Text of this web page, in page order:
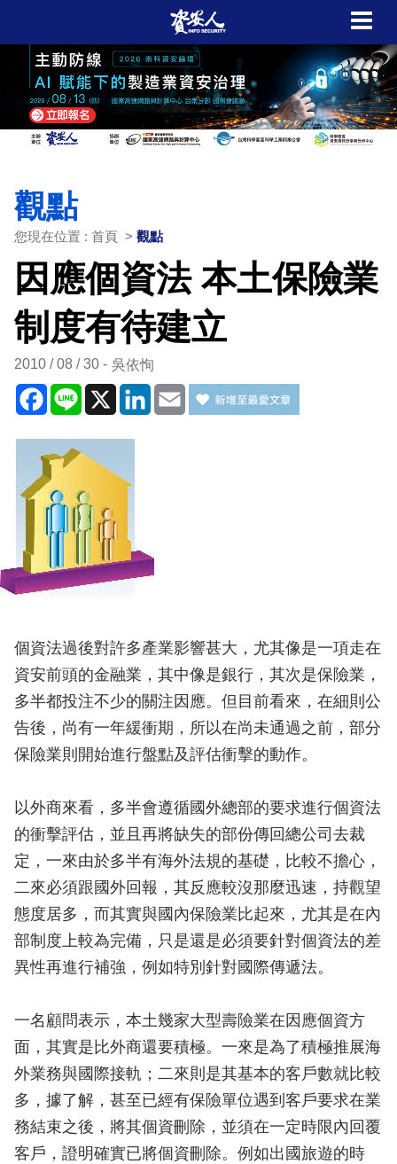
觀點
您現在位置 : 首頁 > 觀點
因應個資法 本土保險業
制度有待建立
2010 / 08 / 30 吳依恂
Facebook
Line X LinkedIn
Email
個資法過後對許多產業影響甚大，尤其像是一項走在
資安前頭的金融業，其中像是銀行，其次是保險業，
多半都投注不少的關注因應。但目前看來，在細則公
告後，尚有一年緩衝期，所以在尚未通過之前，部分
保險業則開始進行盤點及評估衝擊的動作。
以外商來看，多半會遵循國外總部的要求進行個資法
的衝擊評估，並且再將缺失的部份傳回總公司去裁
定，一來由於多半有海外法規的基礎，比較不擔心，
二來必須跟國外回報，其反應較沒那麼迅速，持觀望
態度居多，而其實與國內保險業比起來，尤其是在內
部制度上較為完備，只是還是必須要針對個資法的差
異性再進行補強，例如特別針對國際傳遞法。
一名顧問表示，本土幾家大型壽險業在因應個資方
面，其實是比外商還要積極。一來是為了積極推展海
外業務與國際接軌；二來則是其基本的客戶數就比較
多，據了解，甚至已經有保險單位遇到客戶要求在業
務結束之後，將其個資刪除，並須在一定時限內回覆
客戶，證明確實已將個資刪除。例如出國旅遊的時